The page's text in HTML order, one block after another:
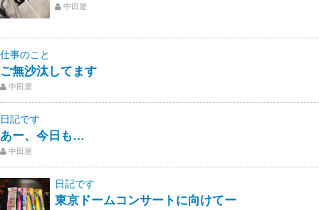
中田屋
仕事のこと
ご無沙汰してます
中田屋
日記です
あー、今日も…
中田屋
日記です
東京ドームコンサートに向けてー